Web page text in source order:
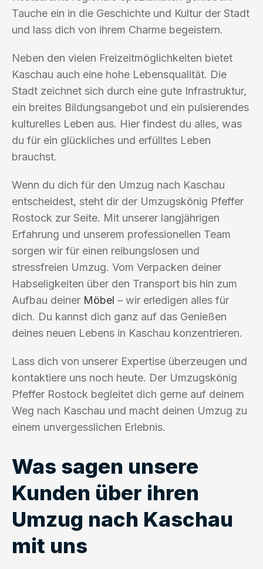
Tauche ein in die Geschichte und Kultur der Stadt
und lass dich von ihrem Charme begeistern.
Neben den vielen Freizeitmöglichkeiten bietet
Kaschau auch eine hohe Lebensqualität. Die
Stadt zeichnet sich durch eine gute Infrastruktur,
ein breites Bildungsangebot und ein pulsierendes
kulturelles Leben aus. Hier findest du alles, was
du für ein glückliches und erfülltes Leben
brauchst.
Wenn du dich für den Umzug nach Kaschau
entscheidest, steht dir der Umzugskönig Pfeffer
Rostock zur Seite. Mit unserer langjährigen
Erfahrung und unserem professionellen Team
sorgen wir für einen reibungslosen und
stressfreien Umzug. Vom Verpacken deiner
Habseligkeiten über den Transport bis hin zum
Aufbau deiner Möbel – wir erledigen alles für
dich. Du kannst dich ganz auf das Genießen
deines neuen Lebens in Kaschau konzentrieren.
Lass dich von unserer Expertise überzeugen und
kontaktiere uns noch heute. Der Umzugskönig
Pfeffer Rostock begleitet dich gerne auf deinem
Weg nach Kaschau und macht deinen Umzug zu
einem unvergesslichen Erlebnis.
Was sagen unsere
Kunden über ihren
Umzug nach Kaschau
mit uns